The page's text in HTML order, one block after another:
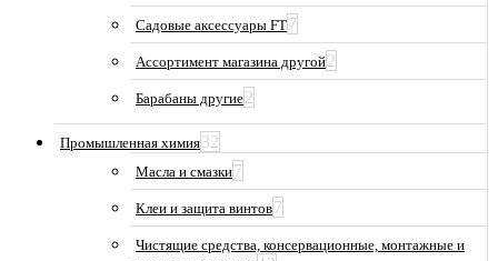
Садовые аксессуары FT7
Ассортимент магазина другой2
Барабаны другие2
Промышленная химия32
Масла и смазки7
Клеи и защита винтов7
Чистящие средства, консервационные, монтажные и